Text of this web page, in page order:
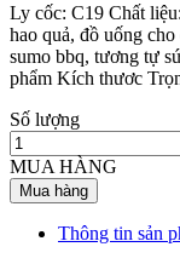
Ly cốc: C19 Chất
hao quả, đồ uống
sumo bbq, tương tự
phẩm Kích thươc
Số lượng
MUA HÀNG
Mua hàng
Thông tin sản